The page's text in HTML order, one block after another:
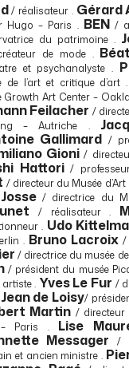
/ réalisateur . Gérard
Hugo – Paris . BEN /
du patrimoine .
de mode .
et psychanalyste .
de l’art et critique
Art Center –
Feilacher /
– Autriche .
Gallimard /
Gioni/
Hattori/
/ directeur du Musée
/ directrice du
/ réalisateur .
. Udo
. Bruno Lacroix/
/ directrice du musée
/ président du musée
. Yves Le Fur /
Jean de Loisy/
Martin / directeur
– Paris . Lise
Messager /
et ancien ministre .